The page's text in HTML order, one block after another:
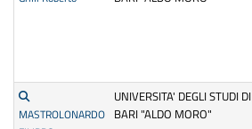
MASTROLONARDO
UNIVERSITA' DEGLI STUDI DI
BARI "ALDO MORO"